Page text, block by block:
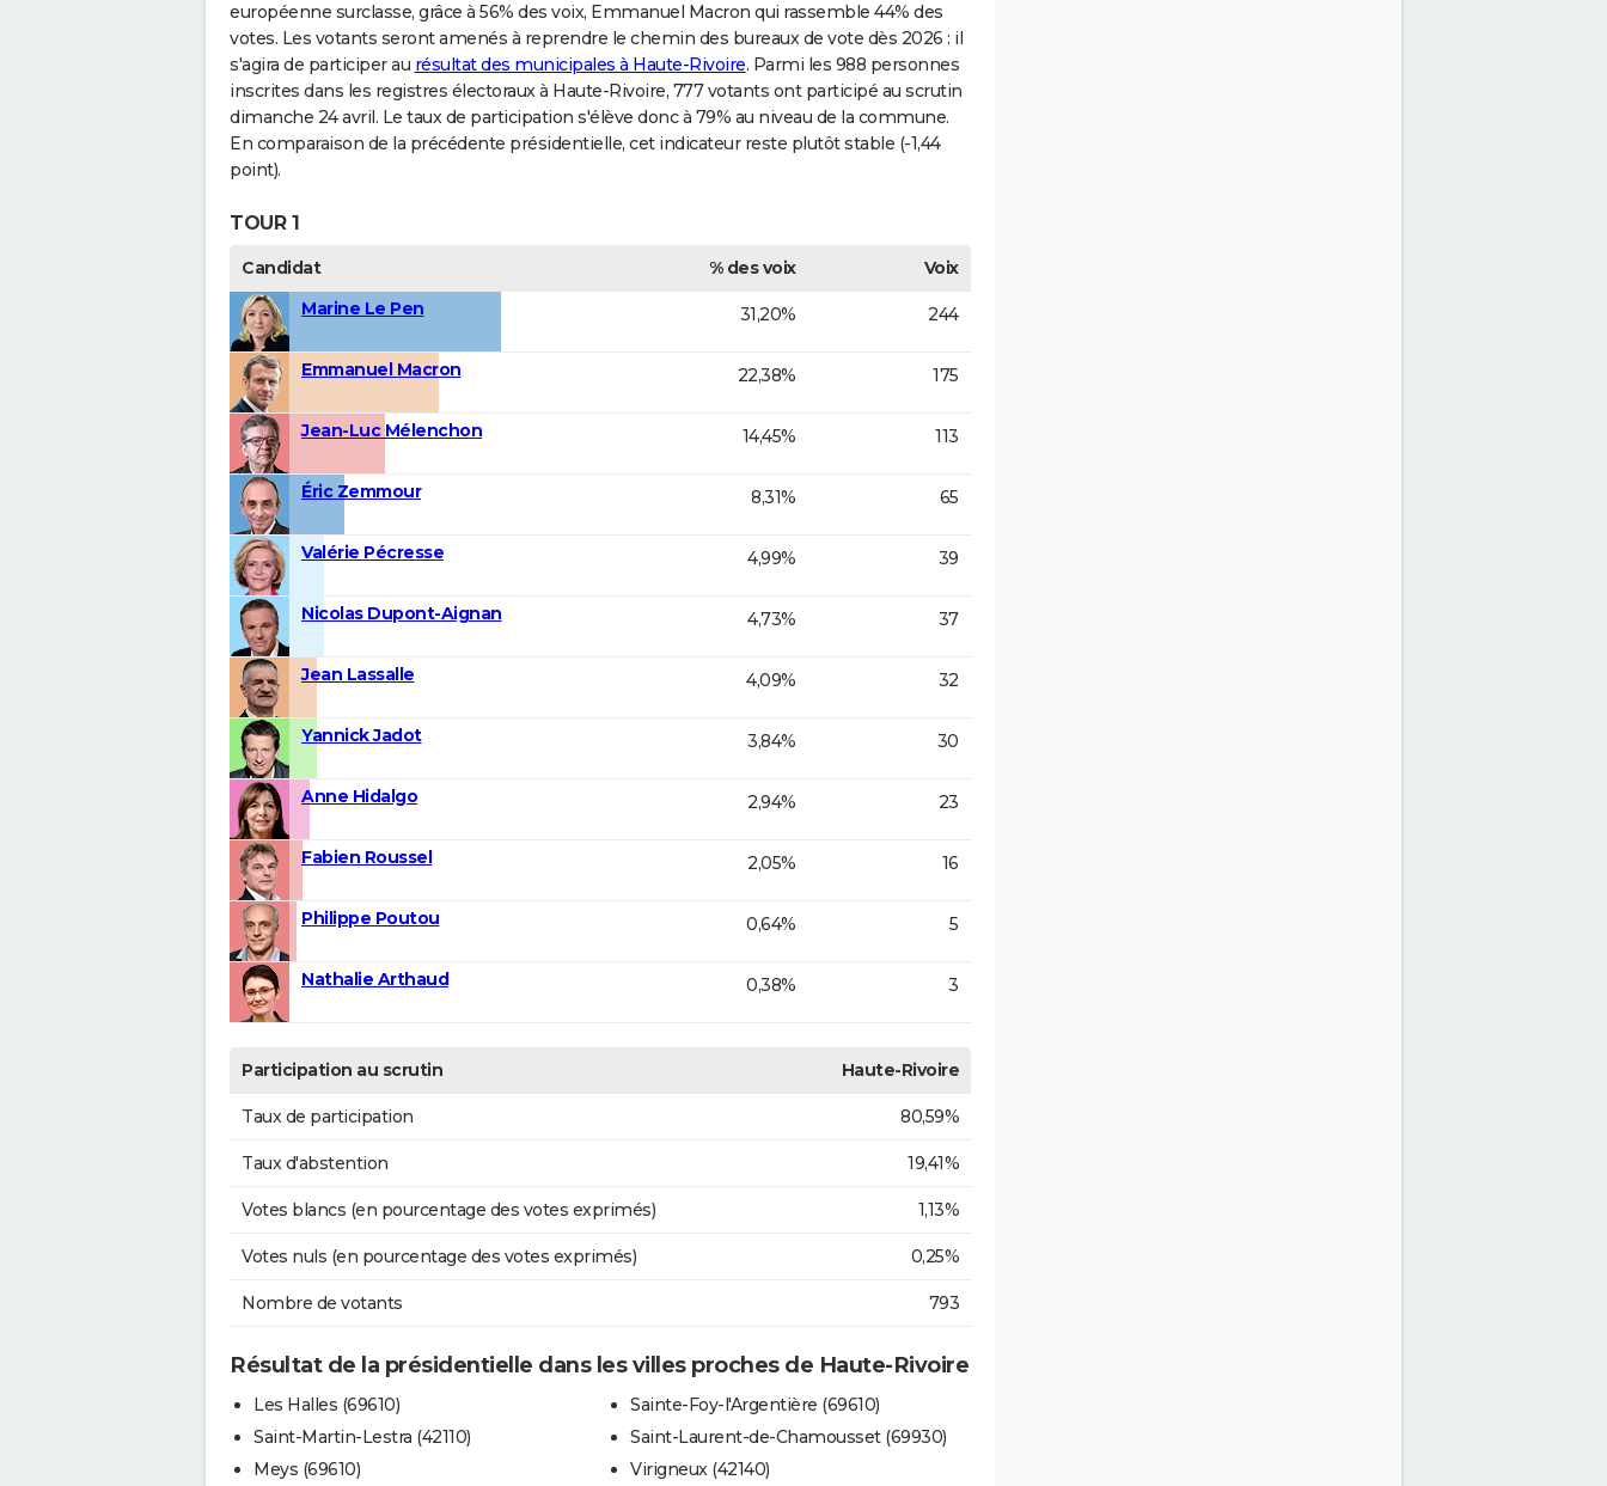
européenne surclasse, grâce à 56% des voix, Emmanuel Macron qui rassemble 44% des
votes. Les votants seront amenés à reprendre le chemin des bureaux de vote dès 2026 : il
s'agira de participer au résultat des municipales à Haute-Rivoire. Parmi les 988 personnes
inscrites dans les registres électoraux à Haute-Rivoire, 777 votants ont participé au scrutin
dimanche 24 avril. Le taux de participation s'élève donc à 79% au niveau de la commune.
En comparaison de la précédente présidentielle, cet indicateur reste plutôt stable (-1,44
point).
TOUR 1
Candidat % des voix
Voix
Marine Le Pen
31,20% 244
Emmanuel Macron 22,38% 175
Jean-Luc Mélenchon 14,45% 113
Éric Zemmour 8,31% 65
Valérie Pécresse 4,99% 39
Nicolas Dupont-Aignan 4,73% 37
Jean Lassalle 4,09% 32
Yannick Jadot 3,84% 30
Anne Hidalgo 2,94% 23
Fabien Roussel 2,05% 16
Philippe Poutou 0,64% 5
Nathalie Arthaud 0,38% 3
Participation au scrutin Haute-Rivoire
Taux de participation 80,59%
Taux d'abstention 19,41%
Votes blancs (en pourcentage des votes exprimés) 1,13%
Votes nuls (en pourcentage des votes exprimés) 0,25%
Nombre de votants 793
Résultat de la présidentielle dans les villes proches de Haute-Rivoire
Les Halles (69610)
Saint-Martin-Lestra (42110)
Meys (69610)
Sainte-Foy-l'Argentière (69610)
Saint-Laurent-de-Chamousset (69930)
Virigneux (42140)